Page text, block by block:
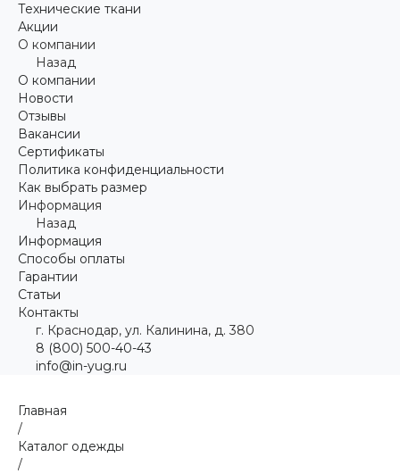
Технические ткани
Акции
О компании
Назад
О компании
Новости
Отзывы
Вакансии
Сертификаты
Политика конфиденциальности
Как выбрать размер
Информация
Назад
Информация
Способы оплаты
Гарантии
Статьи
Контакты
г. Краснодар, ул. Калинина, д. 380
8 (800) 500-40-43
info@in-yug.ru
Главная
/
Каталог одежды
/